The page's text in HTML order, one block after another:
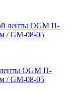
OGM П-
/ GM-08-05